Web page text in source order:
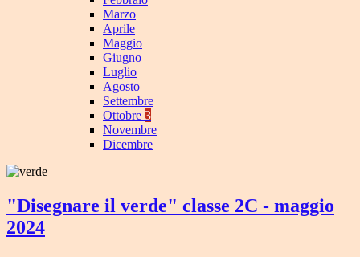
Marzo
Aprile
Maggio
Giugno
Luglio
Agosto
Settembre
Ottobre 3
Novembre
Dicembre
"Disegnare il verde" classe 2C - maggio
2024